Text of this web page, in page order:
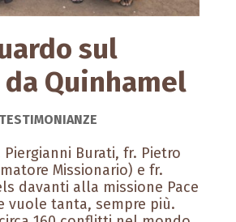
sul
Quinhamel
TESTIMONIANZE
Burati, fr. Pietro
Missionario) e fr.
davanti alla missione Pace
vuole tanta, sempre più.